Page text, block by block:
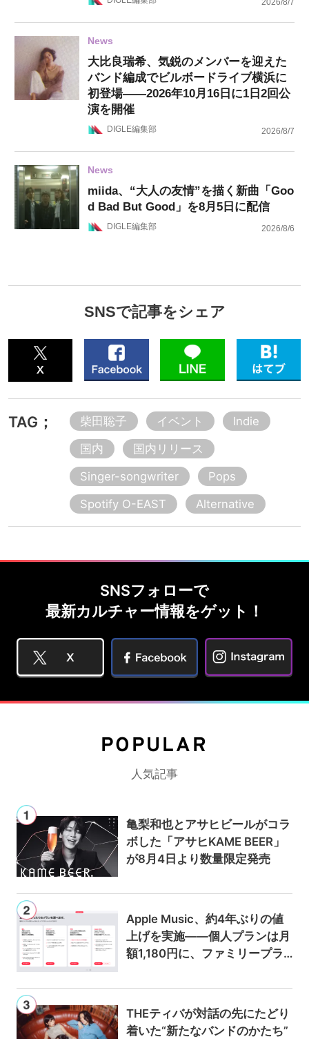
News
大比良瑞希、気鋭のメンバーを迎えた
バンド編成でビルボードライブ横浜に
初登場——2026年10月16日に1日2回公
演を開催
DIGLE編集部 2026/8/7
News
miida、“大人の友情”を描く新曲「Goo
d Bad But Good」を8月5日に配信
DIGLE編集部 2026/8/6
SNSで記事をシェア
TAG； 柴田聡子 イベント
Indie
国内
国内リリース
Singer-songwriter
Pops
Spotify O-EAST
Alternative
SNSフォローで
最新カルチャー情報をゲット！
POPULAR
人気記事
亀梨和也とアサヒビールがコラ
ボした「アサヒKAME BEER」
が8月4日より数量限定発売
Apple Music、約4年ぶりの値
上げを実施——個人プランは月
額1,180円に、ファミリープラ
THEティバが対話の先にたどり
着いた“新たなバンドのかたち”